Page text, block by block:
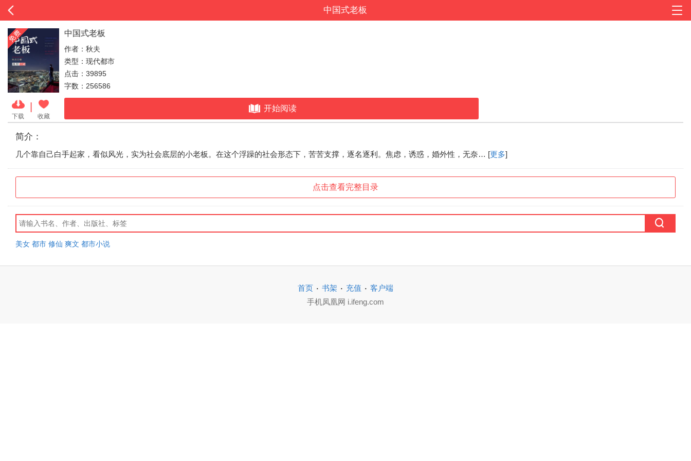
中国式老板
下载 收藏
中国式老板
作者：秋夫
类型：现代都市
点击：39895
字数：256586
开始阅读
简介：
几个靠自己白手起家，看似风光，实为社会底层的小老板。在这个浮躁的社会形态下，苦苦支撑，逐名逐利。焦虑，诱惑，婚外性，无奈… [更多]
点击查看完整目录
美女 都市 修仙 爽文 都市小说
首页 · 书架 · 充值 · 客户端
手机凤凰网 i.ifeng.com